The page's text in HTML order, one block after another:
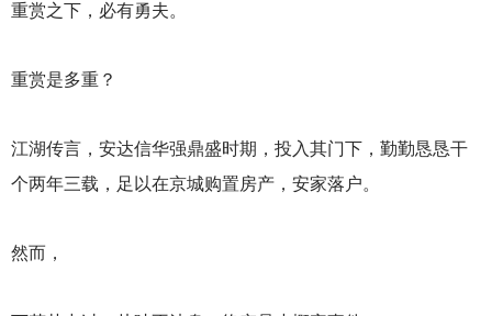
重赏之下，必有勇夫。
重赏是多重？
江湖传言，安达信华强鼎盛时期，投入其门下，勤勤恳恳干
个两年三载，足以在京城购置房产，安家落户。
然而，